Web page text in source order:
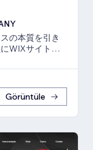
の本質を引き
WIXサイト・
Görüntüle